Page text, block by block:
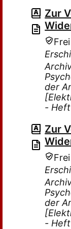
Zur
der
-
Zur
der
-